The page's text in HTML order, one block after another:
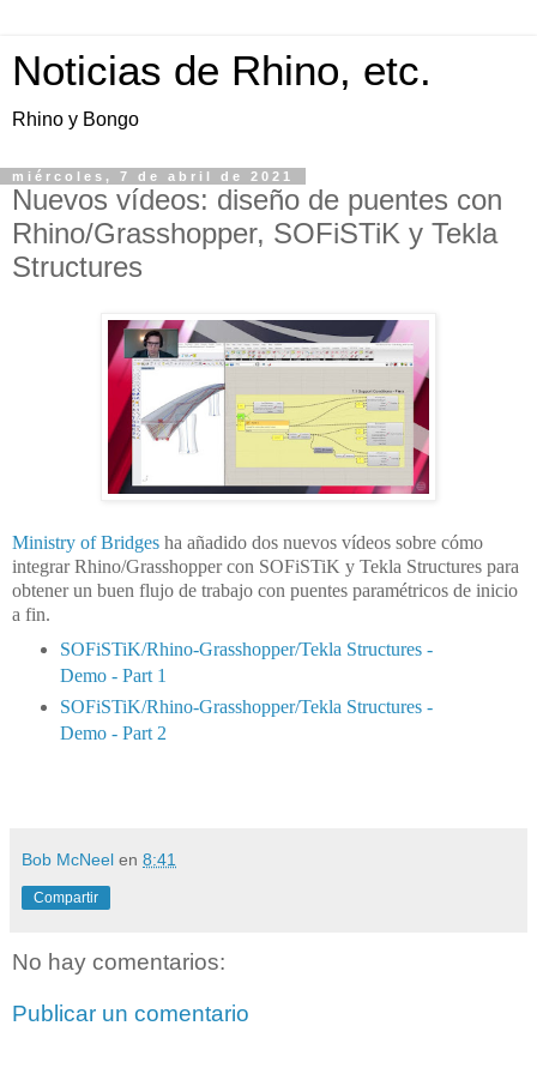
Noticias de Rhino, etc.
Rhino y Bongo
miércoles, 7 de abril de 2021
Nuevos vídeos: diseño de puentes con
Rhino/Grasshopper, SOFiSTiK y Tekla
Structures
Ministry of Bridges ha añadido dos nuevos vídeos sobre cómo
integrar Rhino/Grasshopper con SOFiSTiK y Tekla Structures para
obtener un buen flujo de trabajo con puentes paramétricos de inicio
a fin.
SOFiSTiK/Rhino-Grasshopper/Tekla Structures -
Demo - Part 1
SOFiSTiK/Rhino-Grasshopper/Tekla Structures-
Demo - Part 2
Bob McNeel en 8:41
Compartir
No hay comentarios:
Publicar un comentario